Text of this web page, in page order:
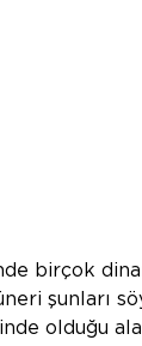
birçok
şunları
olduğu